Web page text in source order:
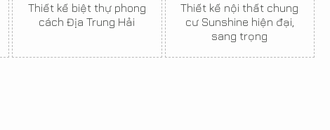
Thiết kế biệt thự phong
cách Địa Trung Hải
Thiết kế nội thất chung
cư Sunshine hiện đại,
sang trọng